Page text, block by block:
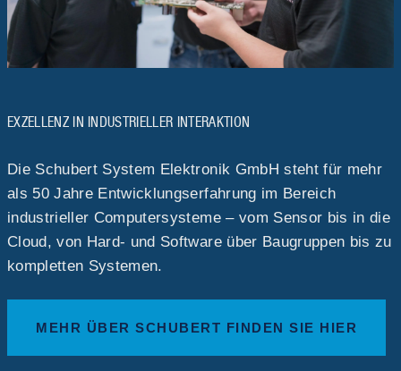
EXZELLENZ IN INDUSTRIELLER INTERAKTION
Die Schubert System Elektronik GmbH steht für mehr
als 50 Jahre Entwicklungserfahrung im Bereich
industrieller Computersysteme – vom Sensor bis in die
Cloud, von Hard- und Software über Baugruppen bis zu
kompletten Systemen.
MEHR ÜBER SCHUBERT FINDEN SIE HIER